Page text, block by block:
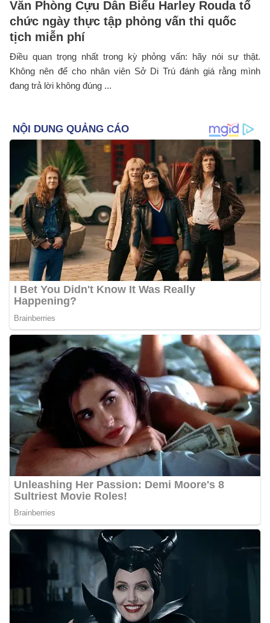
Văn Phòng Cựu Dân Biểu Harley Rouda tổ
chức ngày thực tập phỏng vấn thi quốc
tịch miễn phí
Điều quan trọng nhất trong kỳ phỏng vấn: hãy nói sự thật.
Không nên để cho nhân viên Sở Di Trú đánh giá rằng mình
đang trả lời không đúng ...